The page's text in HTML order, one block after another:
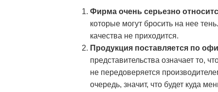
Фирма очень серьезно
которые могут бросить на нее
качества не приходится.
Продукция поставляется по
представительства означает то,
не передоверяется
очередь, значит, что будет куда